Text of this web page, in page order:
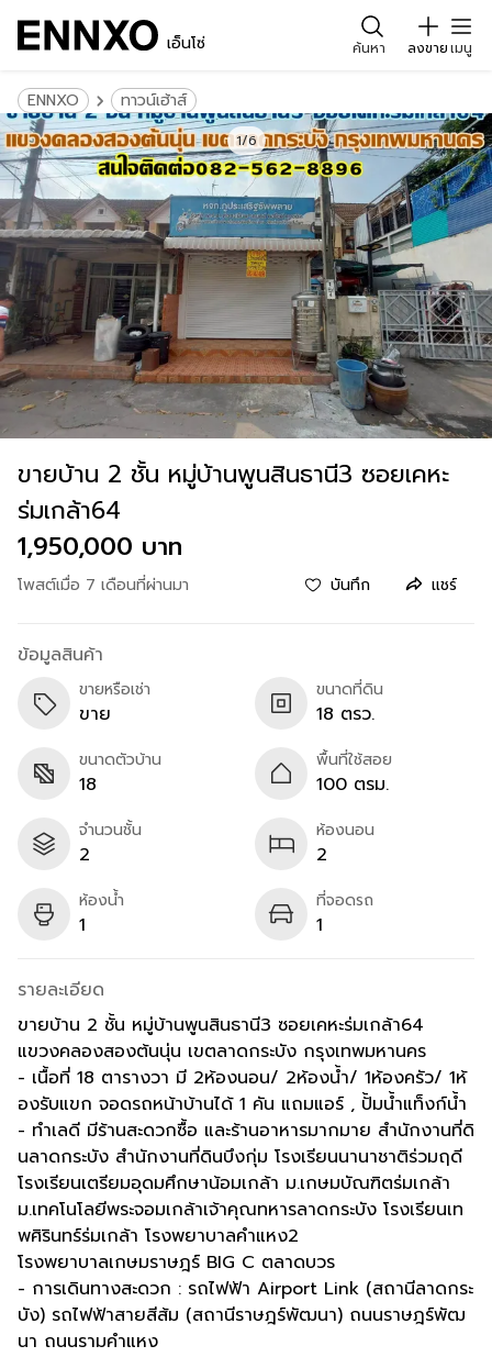
เอ็นโซ่ ค้นหา ลงขายเมนู
ENNXO ทาวน์เฮ้าส์
1/6
ขายบ้าน 2 ชั้น หมู่บ้านพูนสินธานี3 ซอยเคหะ
ร่มเกล้า64
1,950,000 บาท
โพสต์เมื่อ 7 เดือนที่ผ่านมา บันทึก แชร์
ข้อมูลสินค้า
ขายหรือเช่า
ขาย
ขนาดที่ดิน
18 ตรว.
ขนาดตัวบ้าน
18
พื้นที่ใช้สอย
100 ตรม.
จำนวนชั้น
2
ห้องนอน
2
ห้องน้ำ
1
ที่จอดรถ
1
รายละเอียด
ขายบ้าน 2 ชั้น หมู่บ้านพูนสินธานี3 ซอยเคหะร่มเกล้า64
แขวงคลองสองต้นนุ่น เขตลาดกระบัง กรุงเทพมหานคร
- เนื้อที่ 18 ตารางวา มี 2ห้องนอน/ 2ห้องน้ำ/ 1ห้องครัว/ 1ห้
องรับแขก จอดรถหน้าบ้านได้ 1 คัน แถมแอร์ , ปั้มน้ำแท็งก์น้ำ
- ทำเลดี มีร้านสะดวกซื้อ และร้านอาหารมากมาย สำนักงานที่ดิ
นลาดกระบัง สำนักงานที่ดินบึงกุ่ม โรงเรียนนานาชาติร่วมฤดี
โรงเรียนเตรียมอุดมศึกษาน้อมเกล้า ม.เกษมบัณฑิตร่มเกล้า
ม.เทคโนโลยีพระจอมเกล้าเจ้าคุณทหารลาดกระบัง โรงเรียนเท
พศิรินทร์ร่มเกล้า โรงพยาบาลคำแหง2
โรงพยาบาลเกษมราษฎร์ BIG C ตลาดบวร
- การเดินทางสะดวก : รถไฟฟ้า Airport Link (สถานีลาดกระ
บัง) รถไฟฟ้าสายสีส้ม (สถานีราษฎร์พัฒนา) ถนนราษฎร์พัฒ
นา ถนนรามคำแหง